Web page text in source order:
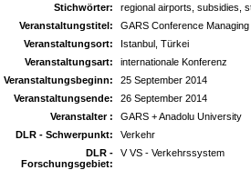
Stichwörter:
regional airports, subsidies,
Veranstaltungstitel:
GARS Conference
Veranstaltungsort:
Istanbul, Türkei
Veranstaltungsart:
internationale Konferenz
Veranstaltungsbeginn:
25 September 2014
Veranstaltungsende:
26 September 2014
Veranstalter :
GARS + Anadolu University
DLR - Schwerpunkt:
Verkehr
DLR -
Forschungsgebiet:
V VS - Verkehrssystem